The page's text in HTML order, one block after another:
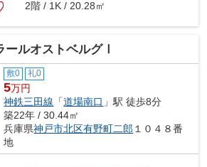
2階 / 1K / 20.28㎡
ールオストベルグⅠ
敷0 礼0
5万円
神鉄三田線 「道場南口 」駅 徒歩8分
築22年 / 30.44㎡
兵庫県神戸市北区有野町二郎 １０４８番
地